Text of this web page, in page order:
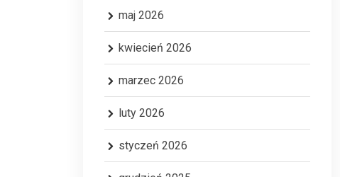
maj 2026
kwiecień 2026
marzec 2026
luty 2026
styczeń 2026